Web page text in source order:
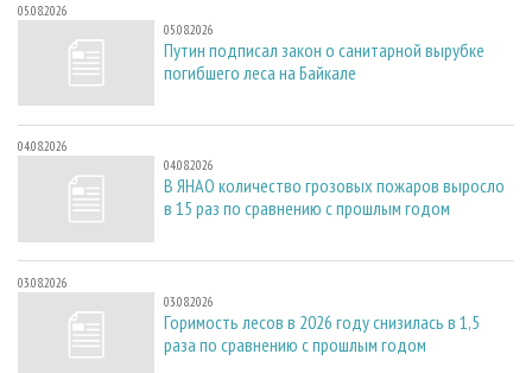
05.08.2026
05.08.2026
Путин подписал закон о санитарной вырубке
погибшего леса на Байкале
04.08.2026
04.08.2026
В ЯНАО количество грозовых пожаров выросло
в 15 раз по сравнению с прошлым годом
03.08.2026
03.08.2026
Горимость лесов в 2026 году снизилась в 1,5
раза по сравнению с прошлым годом